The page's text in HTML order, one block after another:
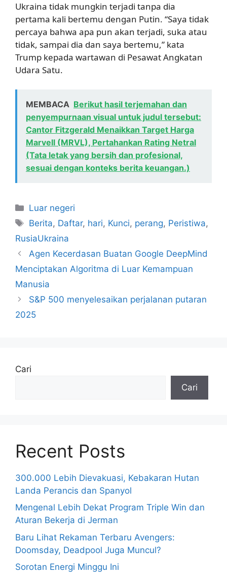
Ukraina tidak mungkin terjadi tanpa dia
pertama kali bertemu dengan Putin. “Saya tidak
percaya bahwa apa pun akan terjadi, suka atau
tidak, sampai dia dan saya bertemu,” kata
Trump kepada wartawan di Pesawat Angkatan
Udara Satu.
MEMBACA Berikut hasil terjemahan dan
penyempurnaan visual untuk judul tersebut:
Cantor Fitzgerald Menaikkan Target Harga
Marvell (MRVL), Pertahankan Rating Netral
(Tata letak yang bersih dan profesional,
sesuai dengan konteks berita keuangan.)
Kategori
Luar negeri
Tag
Berita, Daftar, hari, Kunci, perang, Peristiwa,
RusiaUkraina
Agen Kecerdasan Buatan Google DeepMind
Menciptakan Algoritma di Luar Kemampuan
Manusia
S&P 500 menyelesaikan perjalanan putaran
2025
Cari
Cari
Recent Posts
300.000 Lebih Dievakuasi, Kebakaran Hutan
Landa Perancis dan Spanyol
Mengenal Lebih Dekat Program Triple Win dan
Aturan Bekerja di Jerman
Baru Lihat Rekaman Terbaru Avengers:
Doomsday, Deadpool Juga Muncul?
Sorotan Energi Minggu Ini